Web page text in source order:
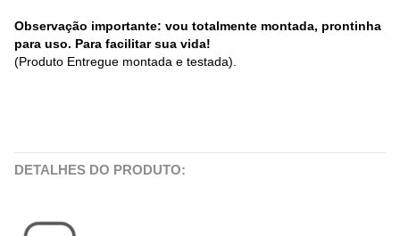
Observação importante: vou totalmente montada, prontinha
para uso. Para facilitar sua vida!
(Produto Entregue montada e testada).
DETALHES DO PRODUTO: